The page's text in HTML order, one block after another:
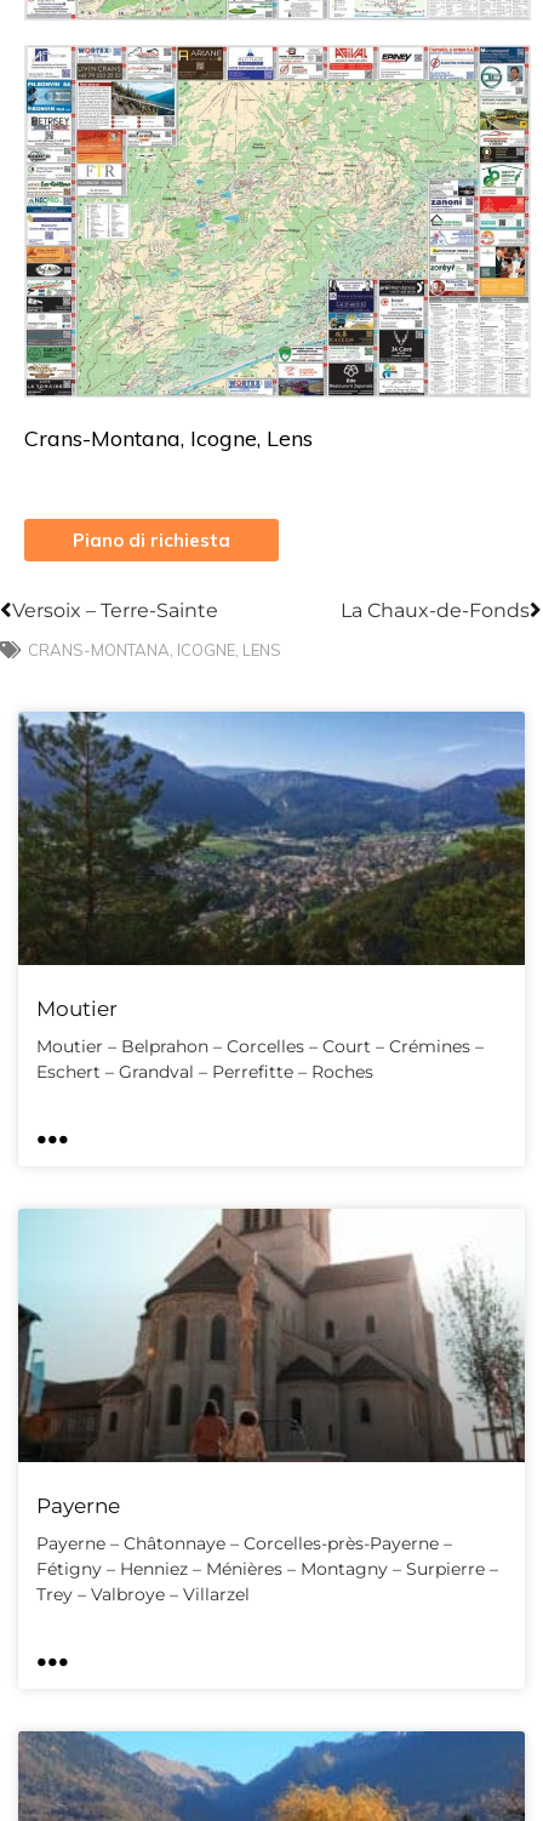
Crans-Montana, Icogne, Lens
Piano di richiesta
Precedente
Versoix – Terre-Sainte La Chaux-de-Fonds
CRANS-MONTANA ICOGNE LENS
Moutier
Moutier – Belprahon – Corcelles – Court – Crémines –
Eschert – Grandval – Perrefitte – Roches
...
Payerne
Payerne – Châtonnaye – Corcelles-près-Payerne –
Fétigny – Henniez – Ménières – Montagny – Surpierre –
Trey – Valbroye – Villarzel
...